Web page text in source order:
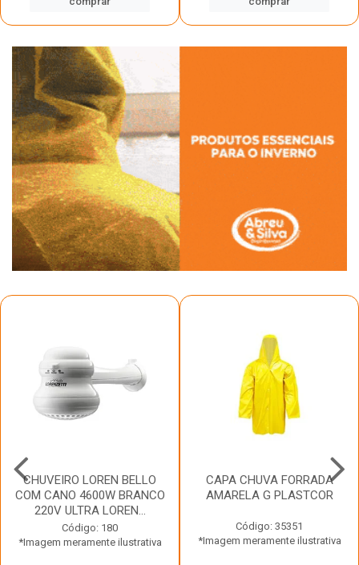
CHUVEIRO LOREN BELLO
COM CANO 4600W BRANCO
220V ULTRA LOREN...
Código: 180
*Imagem meramente ilustrativa
CAPA CHUVA FORRADA
AMARELA G PLASTCOR
Código: 35351
*Imagem meramente ilustrativa